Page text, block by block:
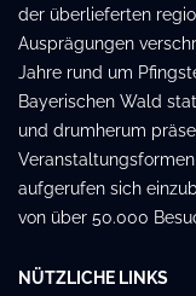
der überlieferten
Ausprägungen
Jahre rund um
Bayerischen Wald
und drumherum
aufgerufen sich
von über 50.000
NÜTZLICHE LINKS